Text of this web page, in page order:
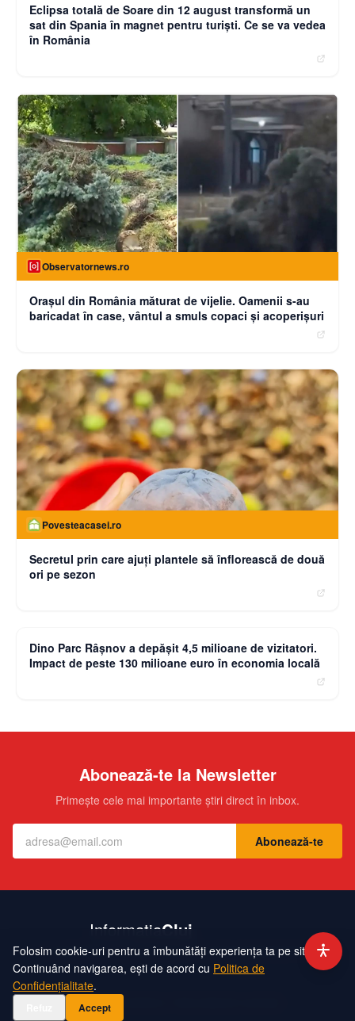
Eclipsa totală de Soare din 12 august transformă un
sat din Spania în magnet pentru turiști. Ce se va vedea
în România
Observatornews.ro
Oraşul din România măturat de vijelie. Oamenii s-au
baricadat în case, vântul a smuls copaci şi acoperişuri
Povesteacasei.ro
Secretul prin care ajuți plantele să înflorească de două
ori pe sezon
Dino Parc Râșnov a depășit 4,5 milioane de vizitatori.
Impact de peste 130 milioane euro în economia locală
Abonează-te la Newsletter
Primește cele mai importante știri direct în inbox.
Abonează-te
ContactEchipa Publicitate Politică de ConfidențialitateHartă Site
©2026
Folosim cookie-uri pentru a îmbunătăți experiența ta pe site.
Continuând navigarea, ești de acord cu Politica de
Confidențialitate.
Accept